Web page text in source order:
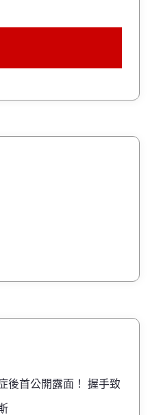
後首公開露面！ 握手致